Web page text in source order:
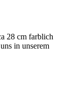
28 cm farblich
in unserem